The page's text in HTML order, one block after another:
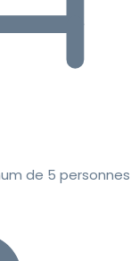
de 5 personnes